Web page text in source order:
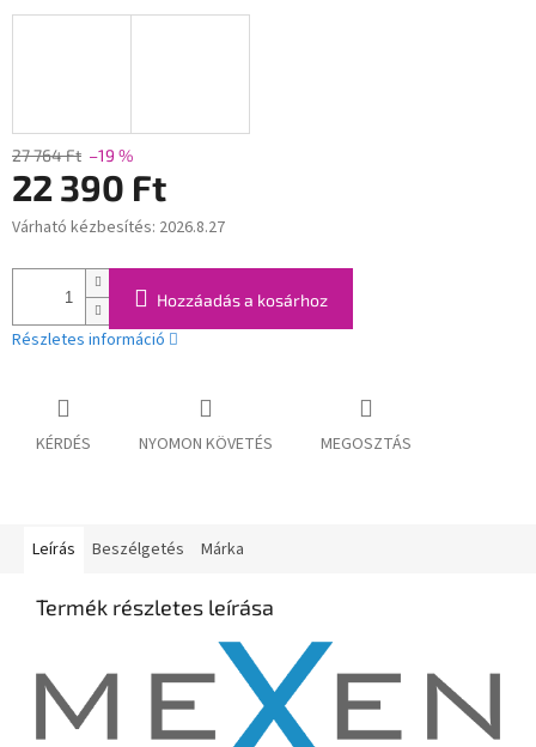
27 764 Ft –19 %
22 390 Ft
Egységár:
Várható kézbesítés: 2026.8.27
Hozzáadás a kosárhoz
Részletes információ
KÉRDÉS NYOMON KÖVETÉS MEGOSZTÁS
Leírás Beszélgetés Márka
Termék részletes leírása